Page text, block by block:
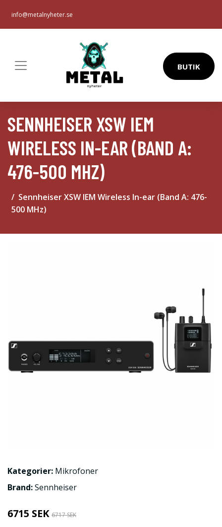
info@metalnyheter.se
BUTIK
SENNHEISER XSW IEM
WIRELESS IN-EAR (BAND A:
476-500 MHZ)
Sennheiser XSW IEM Wireless In-ear (Band A: 476-
500 MHz)
Kategorier: Mikrofoner
Brand:Sennheiser
6715 SEK 6717 SEK